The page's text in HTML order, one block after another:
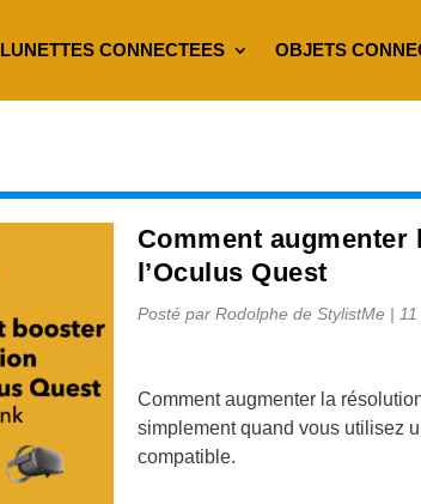
LUNETTES CONNECTEES OBJETS
Comment augmenter
l’Oculus Quest
Posté par Rodolphe de StylistMe|
Comment augmenter la
simplement quand vous utilisez
compatible.